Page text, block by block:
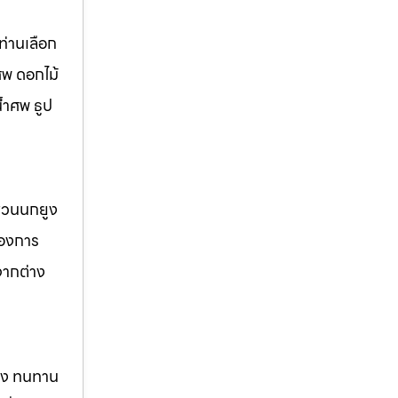
นเลือก
ดอกไม้
ศพ ธูป
นนกยูง
การ
กต่าง
ทนทาน